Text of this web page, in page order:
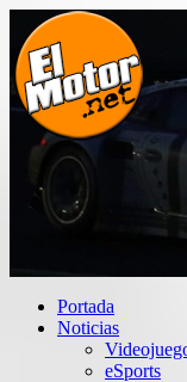
Saltar
contenido
El Motor punto Net
Información sobre
Portada
Noticias
eSports